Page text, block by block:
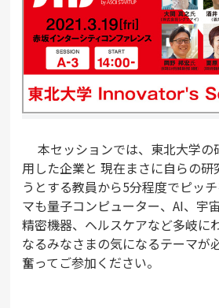
本セッションでは、東北大学の
用した企業と 現在まさに自らの研
うとする教員から5分程度でピッ
マも量子コンピューター、AI、宇
精密機器、ヘルスケアなど多岐に
なるみなさまの気になるテーマが
奮ってご参加ください。